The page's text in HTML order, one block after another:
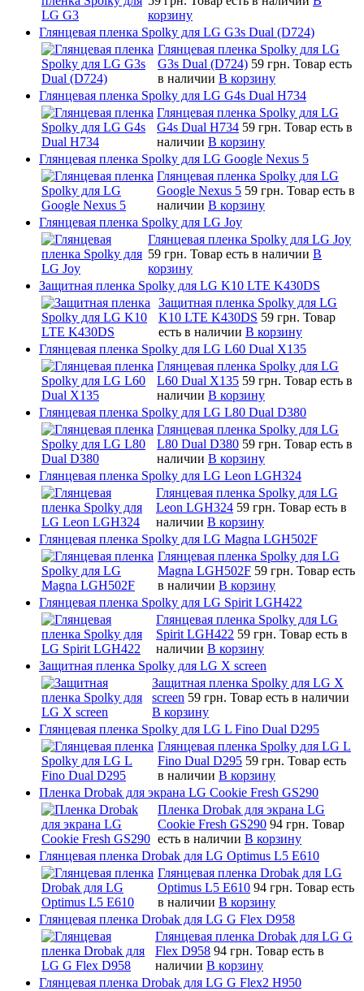
корзину
Глянцевая пленка Spolky для LG G3s Dual (D724)
Глянцевая пленка Spolky для LG
G3s Dual (D724) 59 грн. Товар есть
в наличии В корзину
Глянцевая пленка Spolky для LG G4s Dual H734
Глянцевая пленка Spolky для LG
G4s Dual H734 59 грн. Товар есть в
наличии В корзину
Глянцевая пленка Spolky для LG Google Nexus 5
Глянцевая пленка Spolky для LG
Google Nexus 5 59 грн. Товар есть в
наличии В корзину
Глянцевая пленка Spolky для LG Joy
Глянцевая пленка Spolky для LG Joy
59 грн. Товар есть в наличии В
корзину
Защитная пленка Spolky для LG K10 LTE K430DS
Защитная пленка Spolky для LG
K10 LTE K430DS 59 грн. Товар
есть в наличии В корзину
Глянцевая пленка Spolky для LG L60 Dual X135
Глянцевая пленка Spolky для LG
L60 Dual X135 59 грн. Товар есть в
наличии В корзину
Глянцевая пленка Spolky для LG L80 Dual D380
Глянцевая пленка Spolky для LG
L80 Dual D380 59 грн. Товар есть в
наличии В корзину
Глянцевая пленка Spolky для LG Leon LGH324
Глянцевая пленка Spolky для LG
Leon LGH324 59 грн. Товар есть в
наличии В корзину
Глянцевая пленка Spolky для LG Magna LGH502F
Глянцевая пленка Spolky для LG
Magna LGH502F 59 грн. Товар есть
в наличии В корзину
Глянцевая пленка Spolky для LG Spirit LGH422
Глянцевая пленка Spolky для LG
Spirit LGH422 59 грн. Товар есть в
наличии В корзину
Защитная пленка Spolky для LG X screen
Защитная пленка Spolky для LG X
screen 59 грн. Товар есть в наличии
В корзину
Глянцевая пленка Spolky для LG L Fino Dual D295
Глянцевая пленка Spolky для LG L
Fino Dual D295 59 грн. Товар есть
в наличии В корзину
Пленка Drobak для экрана LG Cookie Fresh GS290
Пленка Drobak для экрана LG
Cookie Fresh GS290 94 грн. Товар
есть в наличии В корзину
Глянцевая пленка Drobak для LG Optimus L5 E610
Глянцевая пленка Drobak для LG
Optimus L5 E610 94 грн. Товар есть
в наличии В корзину
Глянцевая пленка Drobak для LG G Flex D958
Глянцевая пленка Drobak для LG G
Flex D958 94 грн. Товар есть в
наличии В корзину
Глянцевая пленка Drobak для LG G Flex2 H950